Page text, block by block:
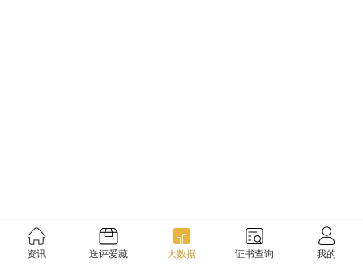
资讯 送评爱藏 大数据 证书查询 我的